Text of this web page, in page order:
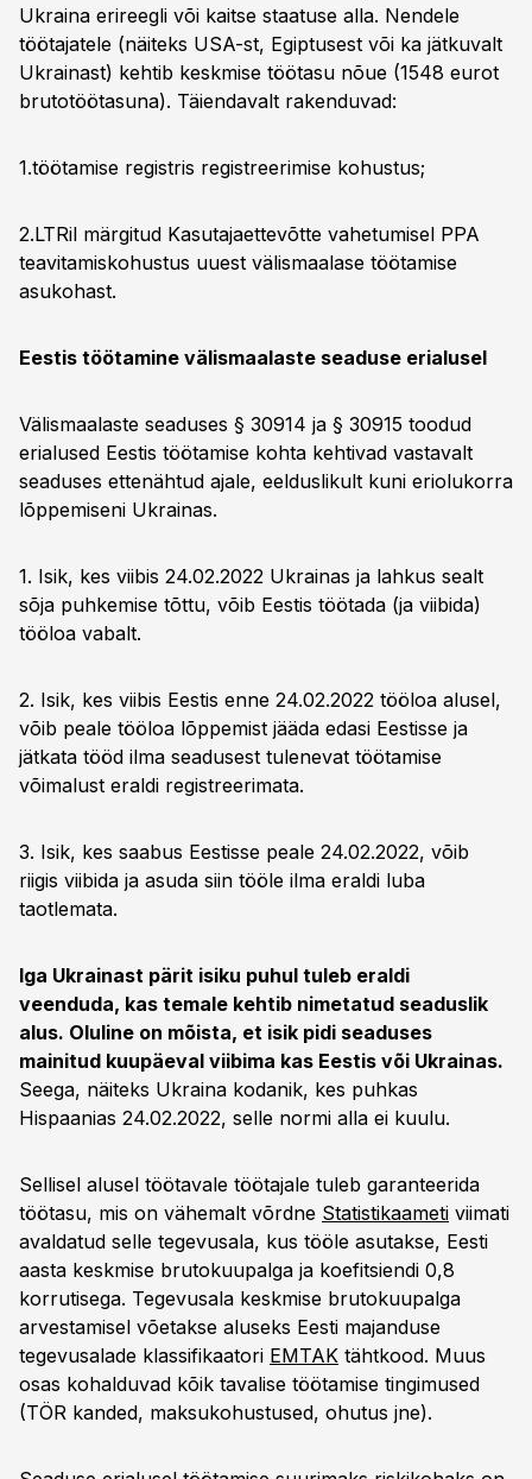
Ukraina erireegli või kaitse staatuse alla. Nendele
töötajatele (näiteks USA-st, Egiptusest või ka jätkuvalt
Ukrainast) kehtib keskmise töötasu nõue (1548 eurot
brutotöötasuna). Täiendavalt rakenduvad:
1.töötamise registris registreerimise kohustus;
2.LTRil märgitud Kasutajaettevõtte vahetumisel PPA
teavitamiskohustus uuest välismaalase töötamise
asukohast.
Eestis töötamine välismaalaste seaduse erialusel
Välismaalaste seaduses § 30914 ja § 30915 toodud
erialused Eestis töötamise kohta kehtivad vastavalt
seaduses ettenähtud ajale, eelduslikult kuni eriolukorra
lõppemiseni Ukrainas.
1. Isik, kes viibis 24.02.2022 Ukrainas ja lahkus sealt
sõja puhkemise tõttu, võib Eestis töötada (ja viibida)
tööloa vabalt.
2. Isik, kes viibis Eestis enne 24.02.2022 tööloa alusel,
võib peale tööloa lõppemist jääda edasi Eestisse ja
jätkata tööd ilma seadusest tulenevat töötamise
võimalust eraldi registreerimata.
3. Isik, kes saabus Eestisse peale 24.02.2022, võib
riigis viibida ja asuda siin tööle ilma eraldi luba
taotlemata.
Iga Ukrainast pärit isiku puhul tuleb eraldi
veenduda, kas temale kehtib nimetatud seaduslik
alus. Oluline on mõista, et isik pidi seaduses
mainitud kuupäeval viibima kas Eestis või Ukrainas.
Seega, näiteks Ukraina kodanik, kes puhkas
Hispaanias 24.02.2022, selle normi alla ei kuulu.
Sellisel alusel töötavale töötajale tuleb garanteerida
töötasu, mis on vähemalt võrdne Statistikaameti viimati
avaldatud selle tegevusala, kus tööle asutakse, Eesti
aasta keskmise brutokuupalga ja koefitsiendi 0,8
korrutisega. Tegevusala keskmise brutokuupalga
arvestamisel võetakse aluseks Eesti majanduse
tegevusalade klassifikaatori EMTAK tähtkood. Muus
osas kohalduvad kõik tavalise töötamise tingimused
(TÖR kanded, maksukohustused, ohutus jne).